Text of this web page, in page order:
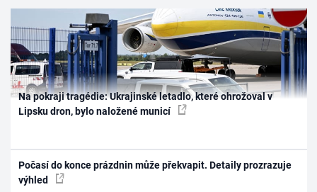
Na pokraji tragédie: Ukrajinské letadlo, které ohrožoval v
Lipsku dron, bylo naložené municí
Počasí do konce prázdnin může překvapit. Detaily prozrazuje
výhled